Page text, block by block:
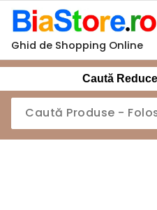
Sari
conținut
Ghid de Shopping Online
Caută